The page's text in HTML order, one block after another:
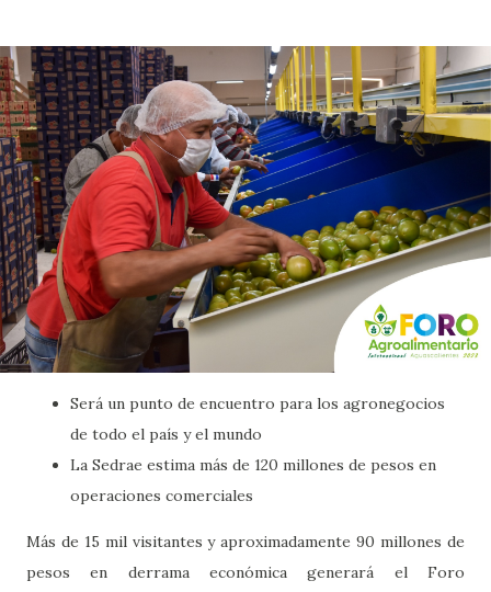
Será un punto de encuentro para los agronegocios
de todo el país y el mundo
La Sedrae estima más de 120 millones de pesos en
operaciones comerciales
Más de 15 mil visitantes y aproximadamente 90 millones de
pesos en derrama económica generará el Foro